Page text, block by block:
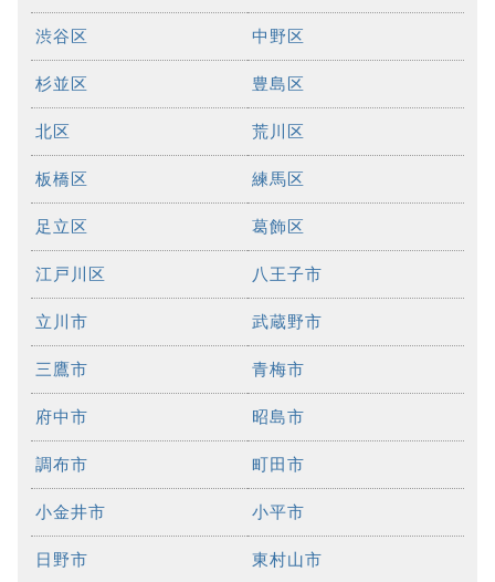
渋谷区 中野区
杉並区 豊島区
北区 荒川区
板橋区 練馬区
足立区 葛飾区
江戸川区 八王子市
立川市 武蔵野市
三鷹市 青梅市
府中市 昭島市
調布市 町田市
小金井市 小平市
日野市 東村山市